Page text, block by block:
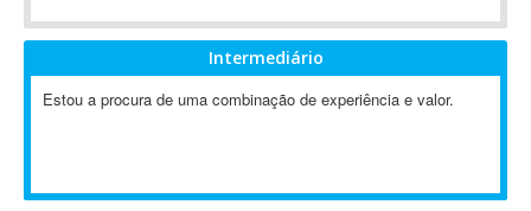
ABAP
Abaqus
ABBYY FineReader
Ableton
Intermediário
Estou a procura de uma combinação de experiência e valor.